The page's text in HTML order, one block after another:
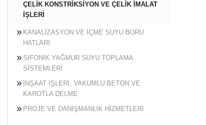
ÇELİK KONSTRİKSİYON VE ÇELİK İMALAT
İŞLERİ
KANALİZASYON VE İÇME SUYU BORU
HATLARI
SİFONİK YAĞMUR SUYU TOPLAMA
SİSTEMLERİ
İNŞAAT İŞLERİ, VAKUMLU BETON VE
KAROTLA DELME
PROJE VE DANIŞMANLIK HİZMETLERİ